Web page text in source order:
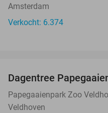
Amsterdam
Verkocht: 6.374
Dagentree
Papegaaienpark Zoo
Veldhoven